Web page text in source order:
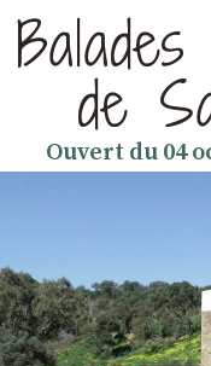
de
Ouvert du 04